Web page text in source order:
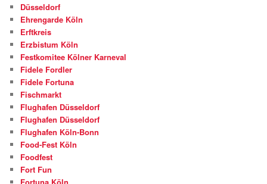
Düsseldorf
Ehrengarde Köln
Erftkreis
Erzbistum Köln
Festkomitee Kölner Karneval
Fidele Fordler
Fidele Fortuna
Fischmarkt
Flughafen Düsseldorf
Flughafen Düsseldorf
Flughafen Köln-Bonn
Food-Fest Köln
Foodfest
Fort Fun